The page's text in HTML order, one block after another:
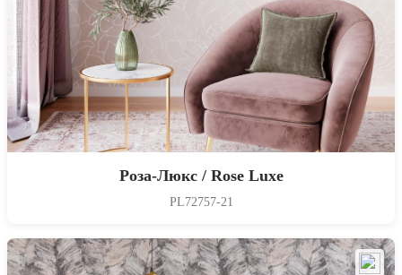
Роза-Люкс / Rose Luxe
PL72757-21